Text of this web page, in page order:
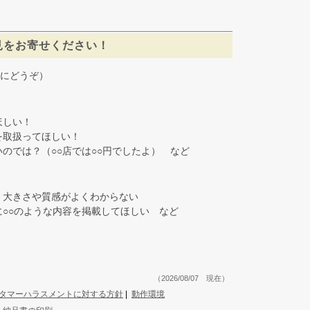
お寄せください！
どうぞ）
い！
扱ってほしい！
では？（○○店では○○円でしたよ） など
きさや質感がよくわからない
のような内容を掲載してほしい など
（2026/08/07 現在）
マーハラスメントに対する方針 | 動作環境